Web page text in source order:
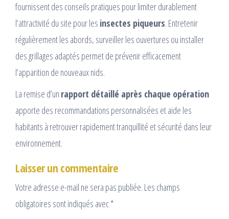
fournissent des conseils pratiques pour limiter durablement
l’attractivité du site pour les insectes piqueurs. Entretenir
régulièrement les abords, surveiller les ouvertures ou installer
des grillages adaptés permet de prévenir efficacement
l’apparition de nouveaux nids.
La remise d’un rapport détaillé après chaque opération
apporte des recommandations personnalisées et aide les
habitants à retrouver rapidement tranquillité et sécurité dans leur
environnement.
Laisser un commentaire
Votre adresse e-mail ne sera pas publiée. Les champs
obligatoires sont indiqués avec*